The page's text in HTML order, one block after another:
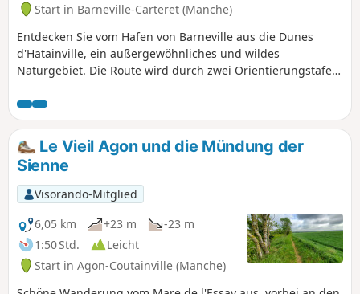
Start in Barneville-Carteret (Manche)
Entdecken Sie vom Hafen von Barneville aus die Dunes
d'Hatainville, ein außergewöhnliches und wildes
Naturgebiet. Die Route wird durch zwei Orientierungstafeln
bieten. Aktualisierung 2025: Siehe unter Praktische
InformationenGPS oder Visorando-App dringend
empfohlen!
Le Vieil Agon und die Mündung der
Sienne
Visorando-Mitglied
6,05 km
+23 m
-23 m
1:50 Std.
Leicht
Start in Agon-Coutainville (Manche)